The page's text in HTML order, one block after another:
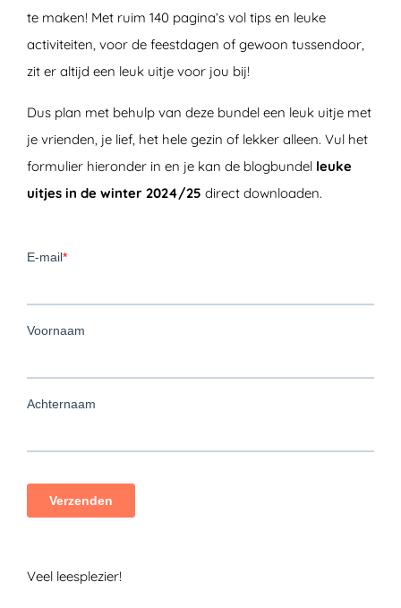
te maken! Met ruim 140 pagina’s vol tips en leuke
activiteiten, voor de feestdagen of gewoon tussendoor,
zit er altijd een leuk uitje voor jou bij!
Dus plan met behulp van deze bundel een leuk uitje met
je vrienden, je lief, het hele gezin of lekker alleen. Vul het
formulier hieronder in en je kan de blogbundel leuke
uitjes in de winter 2024/25 direct downloaden.
Veel leesplezier!